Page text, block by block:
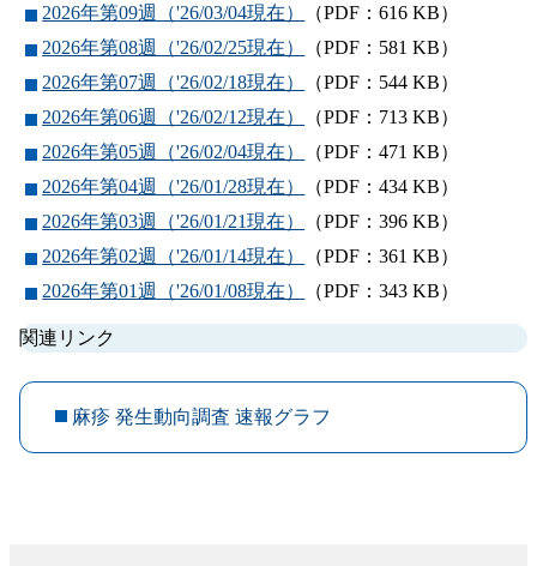
2026年第09週（'26/03/04現在）
（PDF：616 KB）
2026年第08週（'26/02/25現在）
（PDF：581 KB）
2026年第07週（'26/02/18現在）
（PDF：544 KB）
2026年第06週（'26/02/12現在）
（PDF：713 KB）
2026年第05週（'26/02/04現在）
（PDF：471 KB）
2026年第04週（'26/01/28現在）
（PDF：434 KB）
2026年第03週（'26/01/21現在）
（PDF：396 KB）
2026年第02週（'26/01/14現在）
（PDF：361 KB）
2026年第01週（'26/01/08現在）
（PDF：343 KB）
関連リンク
麻疹 発生動向調査 速報グラフ